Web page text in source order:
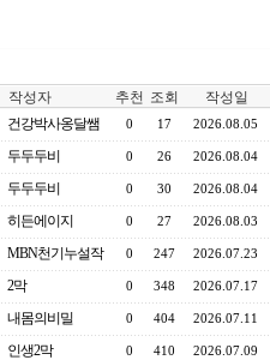
작성자 추천 조회 작성일
건강박사옹달쌤 0 17 2026.08.05
두두두비 0 26 2026.08.04
두두두비 0 30 2026.08.04
히든에이지 0 27 2026.08.03
MBN천기누설작 0 247 2026.07.23
2막 0 348 2026.07.17
내몸의비밀 0 404 2026.07.11
인생2막 0 410 2026.07.09